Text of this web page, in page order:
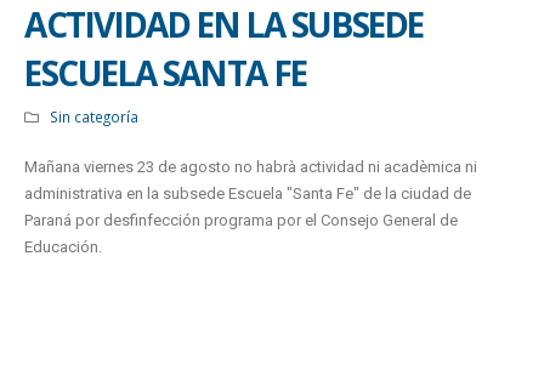
ACTIVIDAD EN LA SUBSEDE
ESCUELA SANTA FE
Sin categoría
Mañana viernes 23 de agosto no habrà actividad ni acadèmica ni
administrativa en la subsede Escuela "Santa Fe" de la ciudad de
Paraná por desfinfección programa por el Consejo General de
Educación.